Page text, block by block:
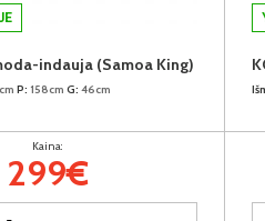
indauja (Samoa King)
P: 158cm G: 46cm
Kaina:
299€